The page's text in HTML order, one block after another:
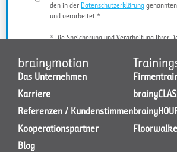
den in der Datenschutzerklärung
und verarbeitet.*
* Die Speicherung und Verarbeitung Ihrer
JETZT KONTAKT AUFNEHMEN
brainymotion
Das Unternehmen
Karriere
Referenzen / Kundenstimmen
Kooperationspartner
Blog